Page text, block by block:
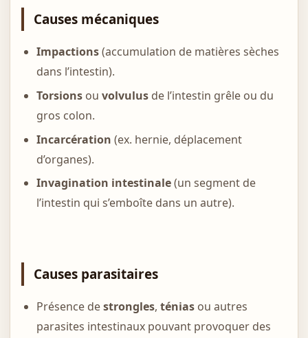
Causes mécaniques
Impactions(accumulation de matières sèches
dans l’intestin).
Torsionsou volvulusde l’intestin grêle ou du
gros colon.
Incarcération (ex. hernie, déplacement
d’organes).
Invagination intestinale(un segment de
l’intestin qui s’emboîte dans un autre).
Causes parasitaires
Présence destrongles, téniasou autres
parasites intestinaux pouvant provoquer des